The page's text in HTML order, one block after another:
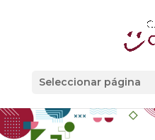
Seleccionar página